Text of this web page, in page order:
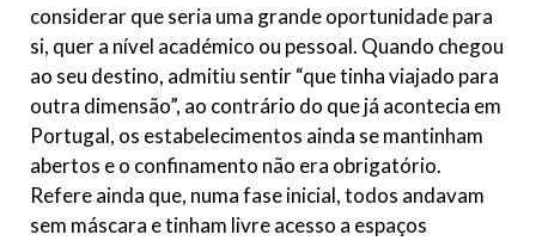
considerar que seria uma grande oportunidade para
si, quer a nível académico ou pessoal. Quando chegou
ao seu destino, admitiu sentir “que tinha viajado para
outra dimensão”, ao contrário do que já acontecia em
Portugal, os estabelecimentos ainda se mantinham
abertos e o confinamento não era obrigatório.
Refere ainda que, numa fase inicial, todos andavam
sem máscara e tinham livre acesso a espaços